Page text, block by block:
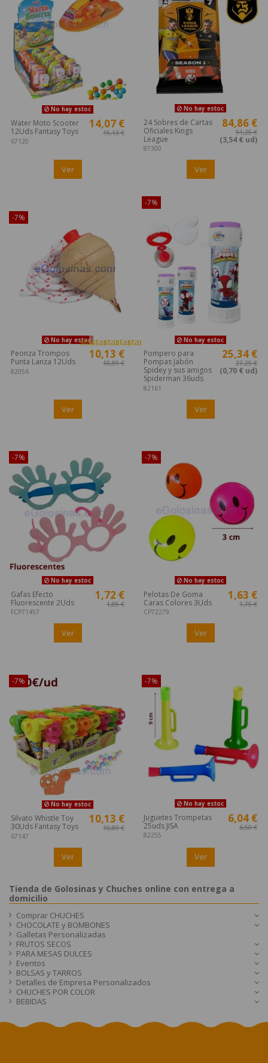
No hay estoc
Water Moto Scooter
12Uds Fantasy Toys
67120
14,07 €
15,13 €
Ver
No hay estoc
24 Sobres de Cartas
Oficiales Kings
League
87300
84,86 €
91,25 €
(3,54 € ud)
Ver
-7%
No hay estoc
Peonza Trompos
Punta Lanza 12Uds
82056
10,13 €
10,89 €
starstarstarstarstar_border
Ver
-7%
No hay estoc
Pompero para
Pompas Jabón
Spidey y sus amigos
Spiderman 36uds
82161
25,34 €
27,25 €
(0,70 € ud)
Ver
-7%
No hay estoc
Gafas Efecto
Fluorescente 2Uds
FCP71457
1,72 €
1,85 €
Ver
-7%
No hay estoc
Pelotas De Goma
Caras Colores 3Uds
CP72279
1,63 €
1,75 €
Ver
-7%
No hay estoc
Silvato Whistle Toy
30Uds Fantasy Toys
67147
10,13 €
10,89 €
Ver
-7%
No hay estoc
Juguetes Trompetas
25uds JISA
82255
6,04 €
6,50 €
Ver
Tienda de Golosinas y Chuches online con entrega a
domicilio
Comprar CHUCHES
CHOCOLATE y BOMBONES
Galletas Personalizadas
FRUTOS SECOS
PARA MESAS DULCES
Eventos
BOLSAS y TARROS
Detalles de Empresa Personalizados
CHUCHES POR COLOR
BEBIDAS